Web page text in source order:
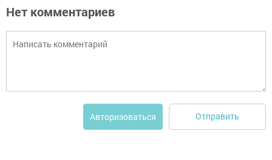
Нет комментариев
Авторизоваться Отправить